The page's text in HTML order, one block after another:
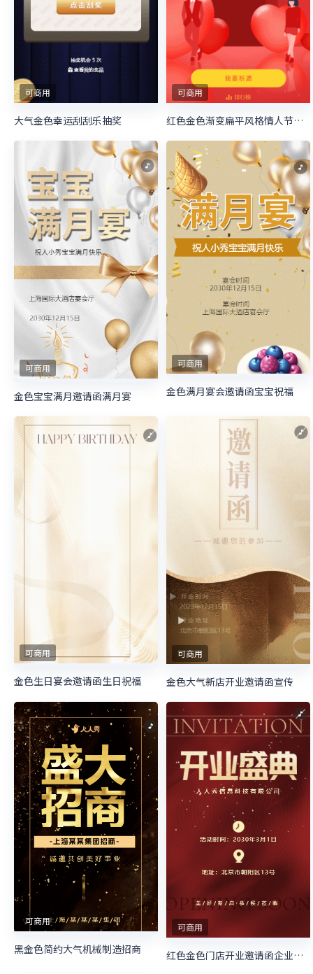
可商用
大气金色幸运刮刮乐抽奖
可商用
红色金色渐变扁平风格情人节放飞孔明灯活动
可商用
金色宝宝满月邀请函满月宴
可商用
金色满月宴会邀请函宝宝祝福
可商用
金色生日宴会邀请函生日祝福
可商用
金色大气新店开业邀请函宣传
可商用
黑金色简约大气机械制造招商
可商用
红色金色门店开业邀请函企业开业